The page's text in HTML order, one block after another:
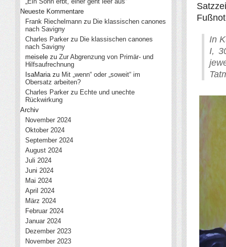
In
I,
Neueste Kommentare
Frank Riechelmann zu Die klassischen canones
nach Savigny
Charles Parker zu Die klassischen canones
nach Savigny
meisele zu Zur Abgrenzung von Primär- und
Hilfsaufrechnung
IsaMariazu Mit „wenn“ oder „soweit“ im
Obersatz arbeiten?
Charles Parker zu Echte und unechte
Rückwirkung
Archiv
November 2024
Oktober 2024
September 2024
August 2024
Juli 2024
Juni 2024
Mai 2024
April 2024
März 2024
Februar 2024
Januar 2024
Dezember 2023
November 2023